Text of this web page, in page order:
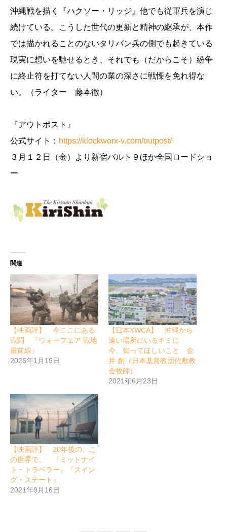
沖縄戦を描く『ハクソー・リッジ』他でも従軍兵を演じ
続けている。こうした世代の更新と精神の継承が、本作
では描かれることのないタリバン兵の側でも起きている
現実に想いを馳せるとき、それでも（だからこそ）紛争
に終止符を打てない人間の業の深さに戦慄を免れ得な
い。（ライター 藤本徹）
『アウトポスト』
公式サイト： https://klockworx-v.com/outpost/
３月１２日（金）より新宿バルト９ほか全国ロードショ
ー
関連
【映画評】 今ここにある
戦闘 『ウォーフェア 戦地
最前線』
2026年1月19日
【日本YWCA】 沖縄から
遠い場所にいるキミに
今、知ってほしいこと 金
井 創（日本基督教団佐敷教
会牧師）
2021年6月23日
【映画評】 20年後の、こ
の世界で。 『ミッドナイ
ト・トラベラー』『スイン
グ・ステート』
2021年9月16日